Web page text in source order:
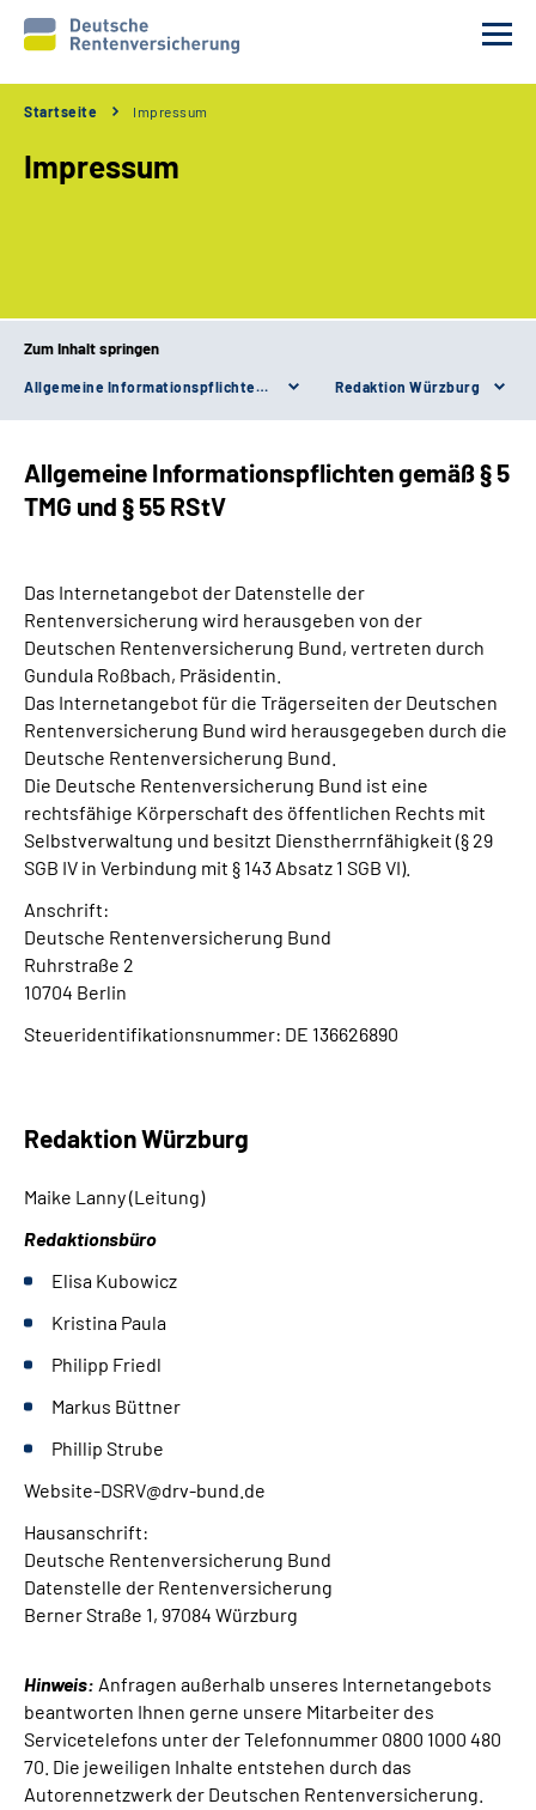
Erweiterte Suche
Gebärdensprache
Leichte Sprache
Startseite Impressum
Impressum
Zum Inhalt springen
Allgemeine Informationspflichten gemäß § 5 TMG und § 55 RStV Redaktion Würzburg
Allgemeine Informationspflichten gemäß § 5
TMG und § 55 RStV
Das Internetangebot der Datenstelle der
Rentenversicherung wird herausgeben von der
Deutschen Rentenversicherung Bund, vertreten durch
Gundula Roßbach, Präsidentin.
Das Internetangebot für die Trägerseiten der Deutschen
Rentenversicherung Bund wird herausgegeben durch die
Deutsche Rentenversicherung Bund.
Die Deutsche Rentenversicherung Bund ist eine
rechtsfähige Körperschaft des öffentlichen Rechts mit
Selbstverwaltung und besitzt Dienstherrnfähigkeit (§ 29
SGB IV in Verbindung mit § 143 Absatz 1 SGB VI).
Anschrift:
Deutsche Rentenversicherung Bund
Ruhrstraße 2
10704 Berlin
Steueridentifikationsnummer: DE 136626890
Redaktion Würzburg
Maike Lanny (Leitung)
Redaktionsbüro
Elisa Kubowicz
Kristina Paula
Philipp Friedl
Markus Büttner
Phillip Strube
Website-DSRV@drv-bund.de
Hausanschrift:
Deutsche Rentenversicherung Bund
Datenstelle der Rentenversicherung
Berner Straße 1, 97084 Würzburg
Hinweis: Anfragen außerhalb unseres Internetangebots
beantworten Ihnen gerne unsere Mitarbeiter des
Servicetelefons unter der Telefonnummer 0800 1000 480
70. Die jeweiligen Inhalte entstehen durch das
Autorennetzwerk der Deutschen Rentenversicherung.